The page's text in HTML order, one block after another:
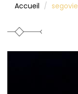
recherche
Accueil segovie